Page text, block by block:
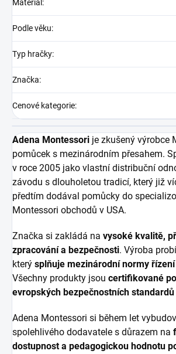
Materiál :
Podle věku:
Typ hračky:
Značka:
Cenové kategorie:
Adena Montessori je zkušený výrobce
pomůcek s mezinárodním přesahem.
v roce 2005 jako vlastní distribuční
závodu s dlouholetou tradicí, který již
předtím dodával pomůcky do
Montessori obchodů v USA.
Značka si zakládá na vysoké kvalitě,
zpracování a bezpečnosti. Výroba
který splňuje mezinárodní normy řízení
Všechny produkty jsou certifikované
evropských bezpečnostních standardů
Adena Montessori si během let
spolehlivého dodavatele s důrazem na
dostupnost a pedagogickou hodnotu